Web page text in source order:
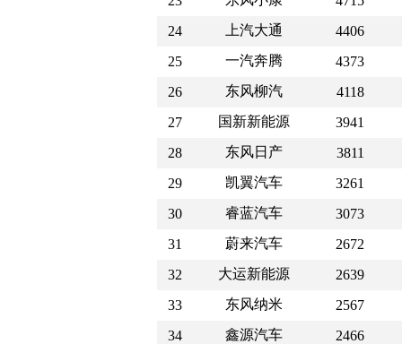
24
上汽大通
4406
25
一汽奔腾
4373
26
东风柳汽
4118
27
国新新能源
3941
28
东风日产
3811
29
凯翼汽车
3261
30
睿蓝汽车
3073
31
蔚来汽车
2672
32
大运新能源
2639
33
东风纳米
2567
34
鑫源汽车 2466